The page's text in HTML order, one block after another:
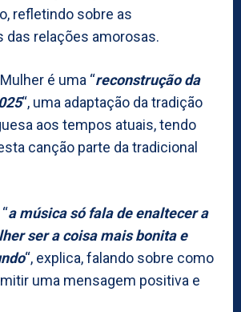
refletindo sobre as
das relações amorosas.
é uma “reconstrução da
“, uma adaptação da tradição
aos tempos atuais, tendo
canção parte da tradicional
a música só fala de enaltecer a
ser a coisa mais bonita e
“, explica, falando sobre como
uma mensagem positiva e